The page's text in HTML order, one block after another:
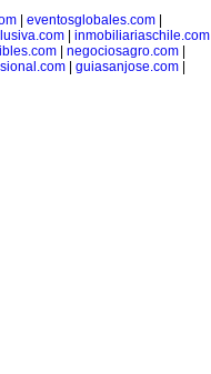
| eventosglobales.com|
| inmobiliariaschile.com|
negociosagro.com
guiasanjose.com